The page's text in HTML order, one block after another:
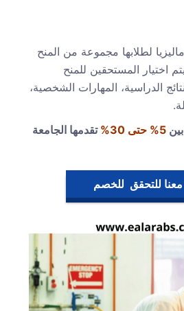
لطلابها مجموعة من المنح
اختيار المستحقين للمنح
الدراسية، المهارات الشخصية،
تقدمها الجامعة
للتحقق للخصم